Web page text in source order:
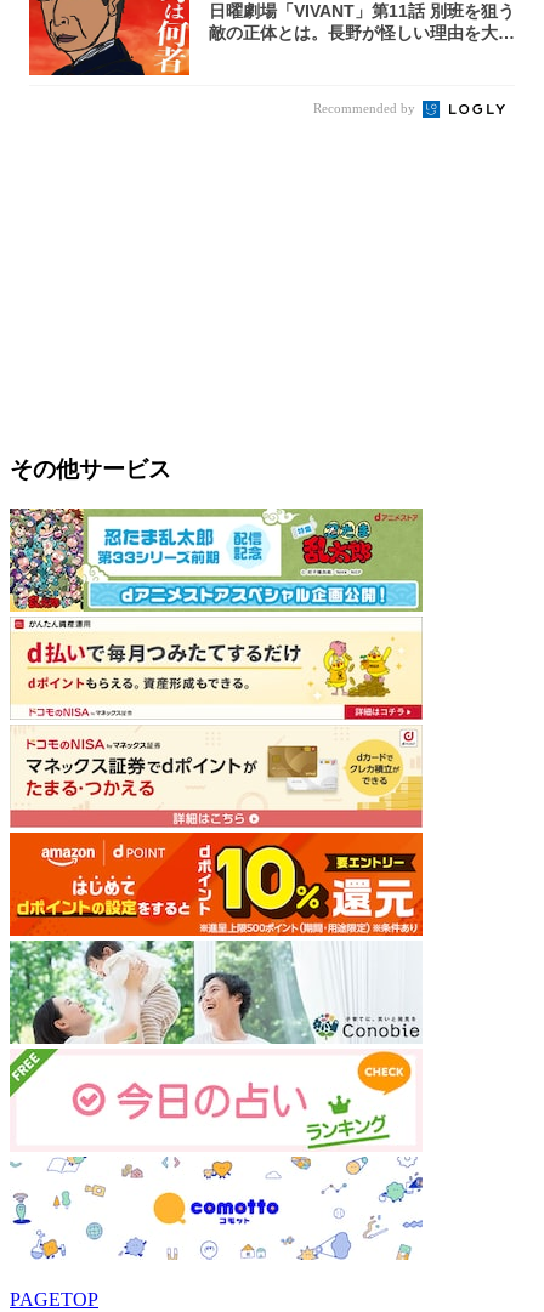
日曜劇場「VIVANT」第11話 別班を狙う
敵の正体とは。長野が怪しい理由を大
Recommended by
その他サービス
PAGETOP